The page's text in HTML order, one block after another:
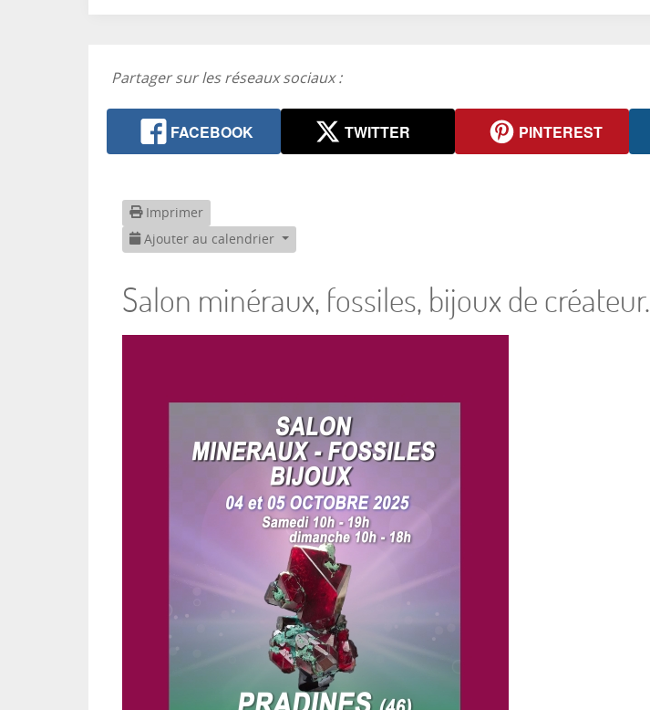
Partager sur les réseaux sociaux :
FACEBOOK TWITTER PINTEREST
Imprimer
Ajouter au calendrier
Salon minéraux, fossiles, bijoux de créateur.